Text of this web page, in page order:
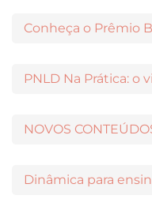
Conheça o Prêmio